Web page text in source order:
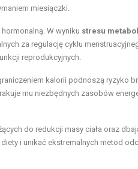
miesiączki.
W wyniku stresu
za regulację cyklu
reprodukcyjnych.
kalorii podnoszą ryzyko
mu niezbędnych zasobów
do redukcji masy ciała oraz
i unikać ekstremalnych metod